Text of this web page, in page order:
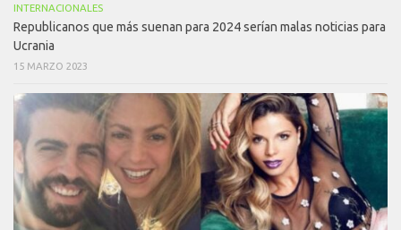
INTERNACIONALES
Republicanos que más suenan para 2024 serían malas noticias para
Ucrania
15 MARZO 2023